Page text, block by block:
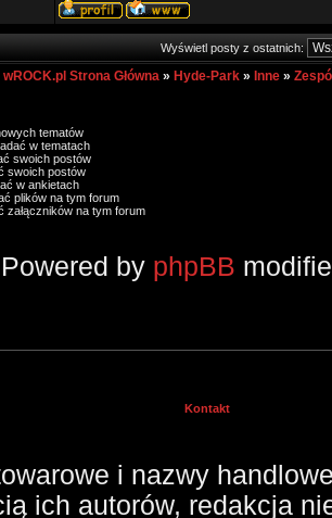
Wyświetl posty z ostatnich:
Strona Główna » Hyde-Park » Inne »
tematów
w tematach
swoich postów
swoich postów
w ankietach
plików na tym forum
załączników na tym forum
Powered by phpBB
Kontakt
i nazwy
ich autorów, redakcja